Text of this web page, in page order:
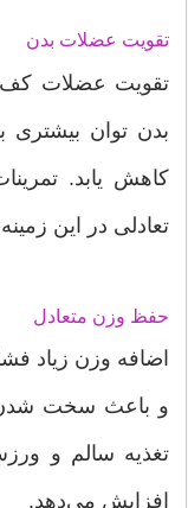
تقویت عضلات بدن
تقویت عضلات
بدن توان بیشتری
کاهش یابد.
تعادلی در این
حفظ وزن متعادل
اضافه وزن زیاد
و باعث سخت شدن
تغذیه سالم و
افزایش می‌دهد.